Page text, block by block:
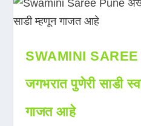
SWAMINI
जगभरात पुणेरी साडी
गाजत आहे